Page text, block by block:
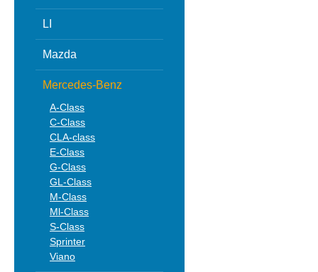
LI
Mazda
Mercedes-Benz
A-Class
C-Class
CLA-class
E-Class
G-Class
GL-Class
M-Class
Ml-Class
S-Class
Sprinter
Viano